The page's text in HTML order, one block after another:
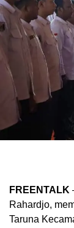
FREENTALK
Rahardjo,
Taruna